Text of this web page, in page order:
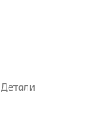
Детали